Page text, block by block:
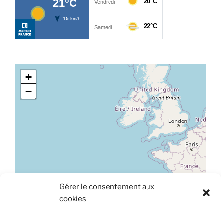
Gérer le consentement aux
cookies
+
−
Leaflet|© OpenStreetMap